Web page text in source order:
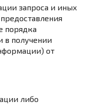
запроса и иных
порядка
в получении
от
либо